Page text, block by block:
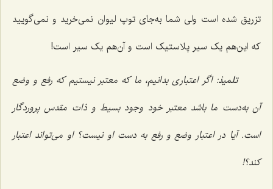
تزریق شده است ولی شما به‌جای توپ لیوان نمی‌خرید و نمی‌گویید
که این‌هم یک سیر پلاستیک است و آن‌هم یک سیر است!
تلمیذ: اگر اعتباری بدانیم، ما که معتبر نیستیم که رفع و وضع
آن به‌دست ما باشد معتبر خود وجود بسیط و ذات مقدس پروردگار
است. آیا در اعتبار وضع و رفع به دست او نیست؟ او می‌تواند اعتبار
کند؟!